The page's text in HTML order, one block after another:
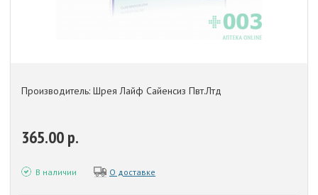
Производитель: Шрея Лайф Сайенсиз Пвт.Лтд
365.00 р.
В наличии О доставке